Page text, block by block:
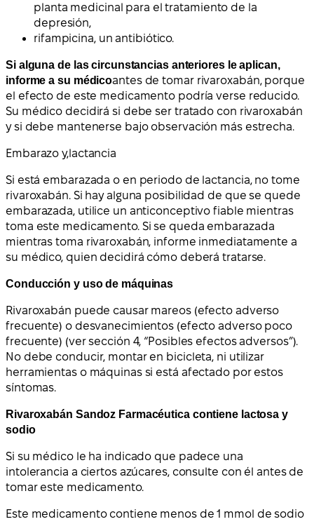
planta medicinal para el tratamiento de la
depresión,
rifampicina, un antibiótico.
Si alguna de las circunstancias anteriores le aplican,
informe a su médicoantes de tomar rivaroxabán, porque
el efecto de este medicamento podría verse reducido.
Su médico decidirá si debe ser tratado con rivaroxabán
y si debe mantenerse bajo observación más estrecha.
Embarazo y,lactancia
Si está embarazada o en periodo de lactancia, no tome
rivaroxabán. Si hay alguna posibilidad de que se quede
embarazada, utilice un anticonceptivo fiable mientras
toma este medicamento. Si se queda embarazada
mientras toma rivaroxabán, informe inmediatamente a
su médico, quien decidirá cómo deberá tratarse.
Conducción y uso de máquinas
Rivaroxabán puede causar mareos (efecto adverso
frecuente) o desvanecimientos (efecto adverso poco
frecuente) (ver sección 4, “Posibles efectos adversos”).
No debe conducir, montar en bicicleta, ni utilizar
herramientas o máquinas si está afectado por estos
síntomas.
Rivaroxabán Sandoz Farmacéutica contiene lactosa y
sodio
Si su médico le ha indicado que padece una
intolerancia a ciertos azúcares, consulte con él antes de
tomar este medicamento.
Este medicamento contiene menos de 1 mmol de sodio